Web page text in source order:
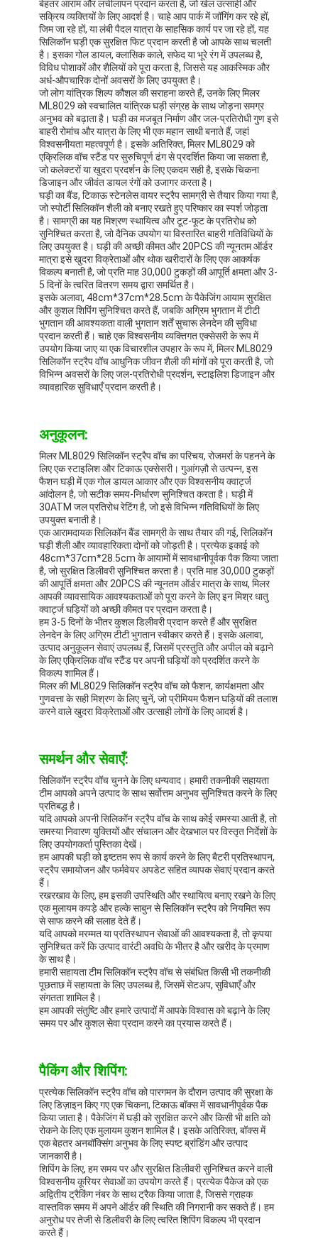
बेहतर आराम और लचीलापन प्रदान करता है, जो खेल उत्साही और
सक्रिय व्यक्तियों के लिए आदर्श है। चाहे आप पार्क में जॉगिंग कर रहे हों,
जिम जा रहे हों, या लंबी पैदल यात्रा के साहसिक कार्य पर जा रहे हों, यह
सिलिकॉन घड़ी एक सुरक्षित फिट प्रदान करती है जो आपके साथ चलती
है। इसका गोल डायल, क्लासिक काले, सफेद या भूरे रंग में उपलब्ध है,
विविध पोशाकों और शैलियों को पूरा करता है, जिससे यह आकस्मिक और
अर्ध-औपचारिक दोनों अवसरों के लिए उपयुक्त है।
जो लोग यांत्रिक शिल्प कौशल की सराहना करते हैं, उनके लिए मिलर
ML8029 को स्वचालित यांत्रिक घड़ी संग्रह के साथ जोड़ना समग्र
अनुभव को बढ़ाता है। घड़ी का मजबूत निर्माण और जल-प्रतिरोधी गुण इसे
बाहरी रोमांच और यात्रा के लिए भी एक महान साथी बनाते हैं, जहां
विश्वसनीयता महत्वपूर्ण है। इसके अतिरिक्त, मिलर ML8029 को
एक्रिलिक वॉच स्टैंड पर सुरुचिपूर्ण ढंग से प्रदर्शित किया जा सकता है,
जो कलेक्टरों या खुदरा प्रदर्शन के लिए एकदम सही है, इसके चिकना
डिजाइन और जीवंत डायल रंगों को उजागर करता है।
घड़ी का बैंड, टिकाऊ स्टेनलेस वायर स्ट्रैप सामग्री से तैयार किया गया है,
जो स्पोर्टी सिलिकॉन शैली को बनाए रखते हुए परिष्कार का स्पर्श जोड़ता
है। सामग्री का यह मिश्रण स्थायित्व और टूट-फूट के प्रतिरोध को
सुनिश्चित करता है, जो दैनिक उपयोग या विस्तारित बाहरी गतिविधियों के
लिए उपयुक्त है। घड़ी की अच्छी कीमत और 20PCS की न्यूनतम ऑर्डर
मात्रा इसे खुदरा विक्रेताओं और थोक खरीदारों के लिए एक आकर्षक
विकल्प बनाती है, जो प्रति माह 30,000 टुकड़ों की आपूर्ति क्षमता और 3-
5 दिनों के त्वरित वितरण समय द्वारा समर्थित है।
इसके अलावा, 48cm*37cm*28.5cm के पैकेजिंग आयाम सुरक्षित
और कुशल शिपिंग सुनिश्चित करते हैं, जबकि अग्रिम भुगतान में टीटी
भुगतान की आवश्यकता वाली भुगतान शर्तें सुचारू लेनदेन की सुविधा
प्रदान करती हैं। चाहे एक विश्वसनीय व्यक्तिगत एक्सेसरी के रूप में
उपयोग किया जाए या एक विचारशील उपहार के रूप में, मिलर ML8029
सिलिकॉन स्ट्रैप वॉच आधुनिक जीवन शैली की मांगों को पूरा करती है, जो
विभिन्न अवसरों के लिए जल-प्रतिरोधी प्रदर्शन, स्टाइलिश डिजाइन और
व्यावहारिक सुविधाएँ प्रदान करती है।
अनुकूलन:
मिलर ML8029 सिलिकॉन स्ट्रैप वॉच का परिचय, रोजमर्रा के पहनने के
लिए एक स्टाइलिश और टिकाऊ एक्सेसरी। गुआंगज़ौ से उत्पन्न, इस
फैशन घड़ी में एक गोल डायल आकार और एक विश्वसनीय क्वार्ट्ज
आंदोलन है, जो सटीक समय-निर्धारण सुनिश्चित करता है। घड़ी में
30ATM जल प्रतिरोध रेटिंग है, जो इसे विभिन्न गतिविधियों के लिए
उपयुक्त बनाती है।
एक आरामदायक सिलिकॉन बैंड सामग्री के साथ तैयार की गई, सिलिकॉन
घड़ी शैली और व्यावहारिकता दोनों को जोड़ती है। प्रत्येक इकाई को
48cm*37cm*28.5cm के आयामों में सावधानीपूर्वक पैक किया जाता
है, जो सुरक्षित डिलीवरी सुनिश्चित करता है। प्रति माह 30,000 टुकड़ों
की आपूर्ति क्षमता और 20PCS की न्यूनतम ऑर्डर मात्रा के साथ, मिलर
आपकी व्यावसायिक आवश्यकताओं को पूरा करने के लिए इन मिश्र धातु
क्वार्ट्ज घड़ियों को अच्छी कीमत पर प्रदान करता है।
हम 3-5 दिनों के भीतर कुशल डिलीवरी प्रदान करते हैं और सुरक्षित
लेनदेन के लिए अग्रिम टीटी भुगतान स्वीकार करते हैं। इसके अलावा,
उत्पाद अनुकूलन सेवाएं उपलब्ध हैं, जिसमें प्रस्तुति और अपील को बढ़ाने
के लिए एक्रिलिक वॉच स्टैंड पर अपनी घड़ियों को प्रदर्शित करने के
विकल्प शामिल हैं।
मिलर की ML8029 सिलिकॉन स्ट्रैप वॉच को फैशन, कार्यक्षमता और
गुणवत्ता के सही मिश्रण के लिए चुनें, जो प्रीमियम फैशन घड़ियों की तलाश
करने वाले खुदरा विक्रेताओं और उत्साही लोगों के लिए आदर्श है।
समर्थन और सेवाएँ:
सिलिकॉन स्ट्रैप वॉच चुनने के लिए धन्यवाद। हमारी तकनीकी सहायता
टीम आपको अपने उत्पाद के साथ सर्वोत्तम अनुभव सुनिश्चित करने के लिए
प्रतिबद्ध है।
यदि आपको अपनी सिलिकॉन स्ट्रैप वॉच के साथ कोई समस्या आती है, तो
समस्या निवारण युक्तियों और संचालन और देखभाल पर विस्तृत निर्देशों के
लिए उपयोगकर्ता पुस्तिका देखें।
हम आपकी घड़ी को इष्टतम रूप से कार्य करने के लिए बैटरी प्रतिस्थापन,
स्ट्रैप समायोजन और फर्मवेयर अपडेट सहित व्यापक सेवाएं प्रदान करते
हैं।
रखरखाव के लिए, हम इसकी उपस्थिति और स्थायित्व बनाए रखने के लिए
एक मुलायम कपड़े और हल्के साबुन से सिलिकॉन स्ट्रैप को नियमित रूप
से साफ करने की सलाह देते हैं।
यदि आपको मरम्मत या प्रतिस्थापन सेवाओं की आवश्यकता है, तो कृपया
सुनिश्चित करें कि उत्पाद वारंटी अवधि के भीतर है और खरीद के प्रमाण
के साथ है।
हमारी सहायता टीम सिलिकॉन स्ट्रैप वॉच से संबंधित किसी भी तकनीकी
पूछताछ में सहायता के लिए उपलब्ध है, जिसमें सेटअप, सुविधाएँ और
संगतता शामिल है।
हम आपकी संतुष्टि और हमारे उत्पादों में आपके विश्वास को बढ़ाने के लिए
समय पर और कुशल सेवा प्रदान करने का प्रयास करते हैं।
पैकिंग और शिपिंग:
प्रत्येक सिलिकॉन स्ट्रैप वॉच को पारगमन के दौरान उत्पाद की सुरक्षा के
लिए डिज़ाइन किए गए एक चिकना, टिकाऊ बॉक्स में सावधानीपूर्वक पैक
किया जाता है। पैकेजिंग में घड़ी को सुरक्षित करने और किसी भी क्षति को
रोकने के लिए एक मुलायम कुशन शामिल है। इसके अतिरिक्त, बॉक्स में
एक बेहतर अनबॉक्सिंग अनुभव के लिए स्पष्ट ब्रांडिंग और उत्पाद
जानकारी है।
शिपिंग के लिए, हम समय पर और सुरक्षित डिलीवरी सुनिश्चित करने वाली
विश्वसनीय कूरियर सेवाओं का उपयोग करते हैं। प्रत्येक पैकेज को एक
अद्वितीय ट्रैकिंग नंबर के साथ ट्रैक किया जाता है, जिससे ग्राहक
वास्तविक समय में अपने ऑर्डर की स्थिति की निगरानी कर सकते हैं। हम
अनुरोध पर तेजी से डिलीवरी के लिए त्वरित शिपिंग विकल्प भी प्रदान
करते हैं।